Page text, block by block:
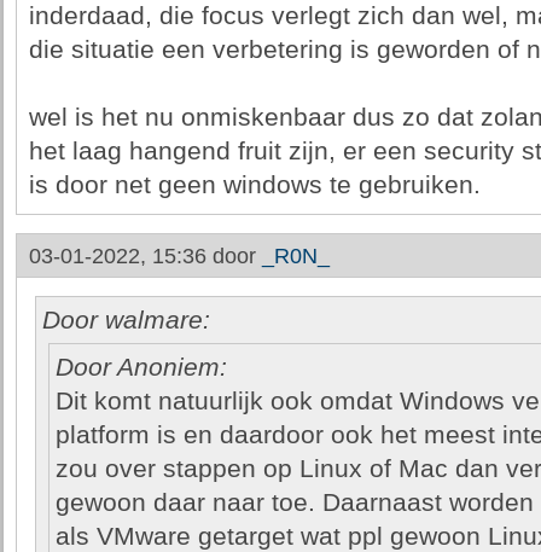
inderdaad, die focus verlegt zich dan wel,
die situatie een verbetering is geworden of
wel is het nu onmiskenbaar dus zo dat
het laag hangend fruit zijn, er een security
is door net geen windows te gebruiken.
03-01-2022, 15:36 door _R0N_
Door walmare:
Door Anoniem:
Dit komt natuurlijk ook omdat Windows
platform is en daardoor ook het meest
zou over stappen op Linux of Mac dan
gewoon daar naar toe. Daarnaast
als VMware getarget wat ppl gewoon